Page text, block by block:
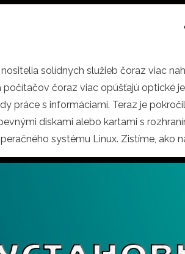
solídnych služieb čoraz viac
čoraz viac opúšťajú optické
práce s informáciami. Teraz je
diskami alebo kartami s
systému Linux. Zistíme, ako